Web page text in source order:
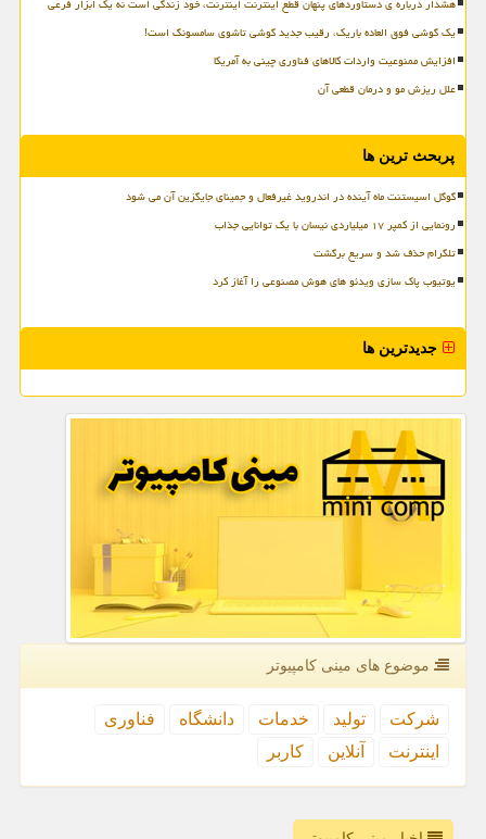
یک گوشی فوق العاده باریک، رقیب جدید گوشی تاشوی سامسونگ است!
افزایش ممنوعیت واردات کالاهای فناوری چینی به آمریکا
علل ریزش مو و درمان قطعی آن
پربحث ترین ها
گوگل اسیستنت ماه آینده در اندروید غیرفعال و جمینای جایگزین آن می شود
رونمایی از کمپر ۱۷ میلیاردی نیسان با یک توانایی جذاب
تلگرام حذف شد و سریع برگشت
یوتیوب پاک سازی ویدئو های هوش مصنوعی را آغاز کرد
جدیدترین ها
موضوع های مینی كامپیوتر
شركت تولید خدمات دانشگاه
فناوری
اینترنت
آنلاین كاربر